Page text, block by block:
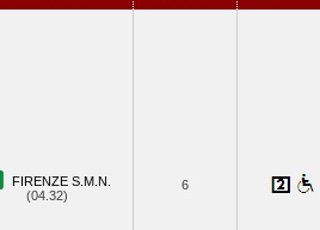
FIRENZE S.M.N.
(04.32)
6